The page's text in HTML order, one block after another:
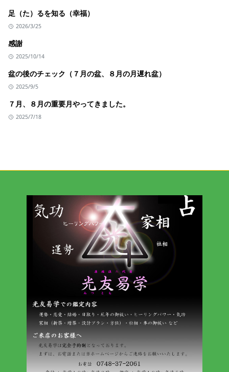
足（た）るを知る（幸福）
2026/3/25
感謝
2025/10/14
盆の後のチェック（７月の盆、８月の月遅れ盆）
2025/9/5
７月、８月の重要月やってきました。
2025/7/18